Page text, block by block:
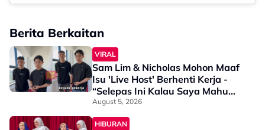
Berita Berkaitan
VIRAL
Sam Lim & Nicholas Mohon Maaf
Isu 'Live Host' Berhenti Kerja -
“Selepas Ini Kalau Saya Mahu
Maki…”
August 5, 2026
HIBURAN